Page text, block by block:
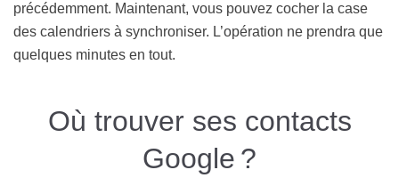
précédemment. Maintenant, vous pouvez cocher la case
des calendriers à synchroniser. L’opération ne prendra que
quelques minutes en tout.
Où trouver ses contacts
Google ?